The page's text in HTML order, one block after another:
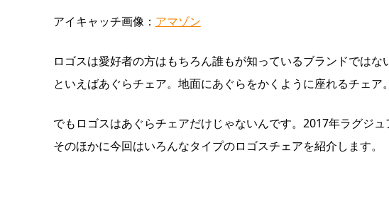
アイキャッチ画像： アマゾン
ロゴスは愛好者の方はもちろん誰もが知っているブランドでは
といえばあぐらチェア。地面にあぐらをかくように座れるチェア
でもロゴスはあぐらチェアだけじゃないんです。2017年ラグジ
そのほかに今回はいろんなタイプのロゴスチェアを紹介します。